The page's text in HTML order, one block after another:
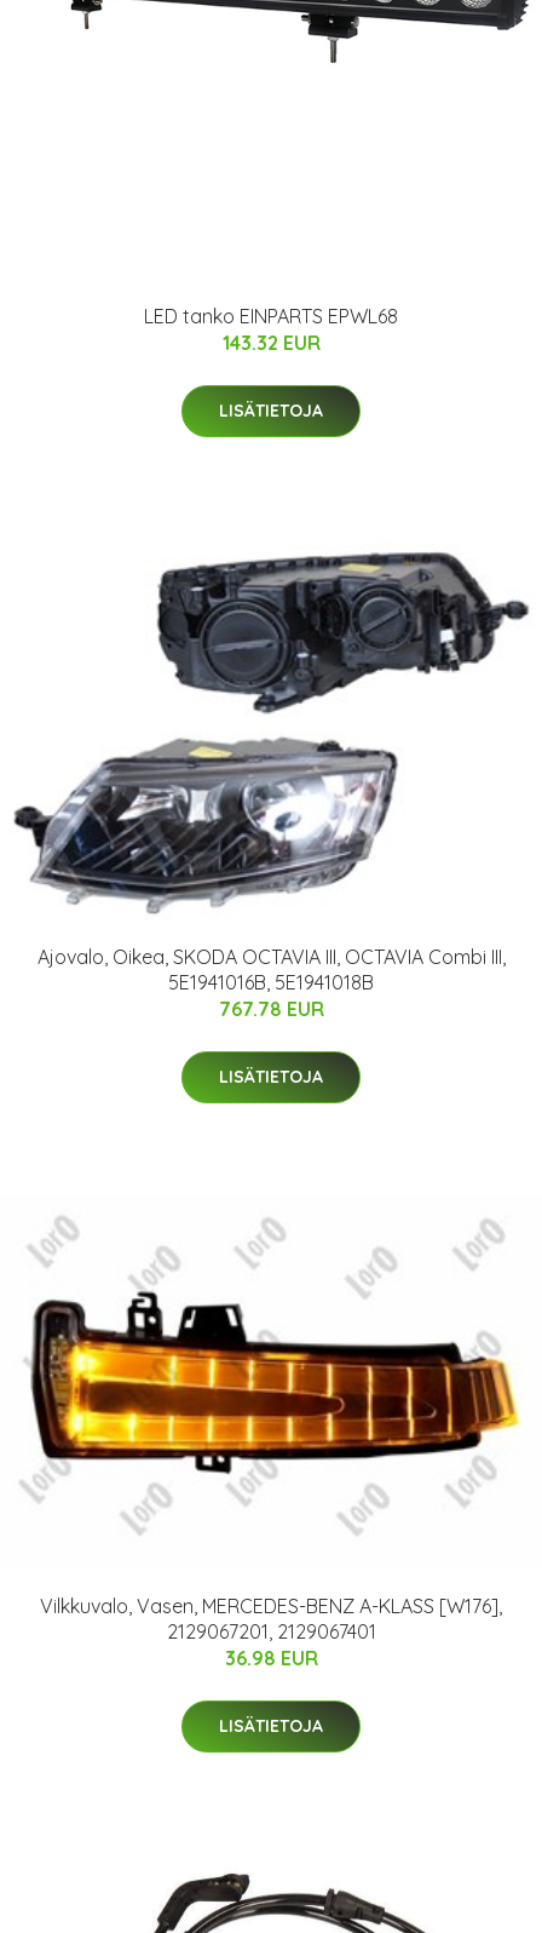
LED tanko EINPARTS EPWL68
143.32 EUR
LISÄTIETOJA
Ajovalo, Oikea, SKODA OCTAVIA III, OCTAVIA Combi III,
5E1941016B, 5E1941018B
767.78 EUR
LISÄTIETOJA
Vilkkuvalo, Vasen, MERCEDES-BENZ A-KLASS [W176],
2129067201, 2129067401
36.98 EUR
LISÄTIETOJA